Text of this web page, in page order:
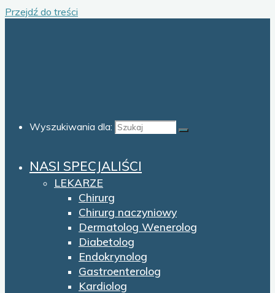
Przejdź do treści
Wyszukiwania dla:
NASI SPECJALIŚCI
LEKARZE
Chirurg
Chirurg naczyniowy
Dermatolog Wenerolog
Diabetolog
Endokrynolog
Gastroenterolog
Kardiolog